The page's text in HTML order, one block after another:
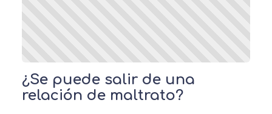
¿Se puede salir de una
relación de maltrato?